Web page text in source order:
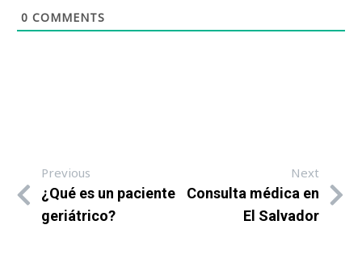
0 COMMENTS
Previous
¿Qué es un paciente
geriátrico?
Next
Consulta médica en
El Salvador